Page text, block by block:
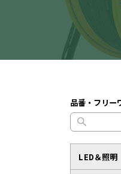
品番・フリー
LED＆照明